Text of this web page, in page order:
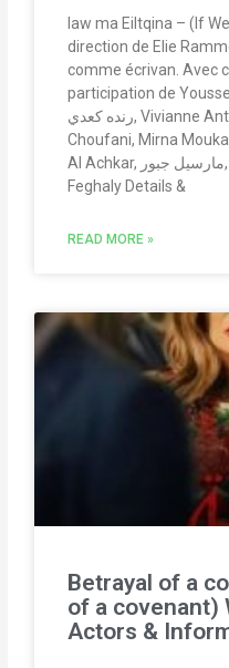
law ma Eiltqina – (If
direction de Elie
comme écrivan. Avec
participation de
رنده كعدي, Vivianne Antonios, Tony Aad, Natasha
Choufani, Mirna
Al Achkar, مارسيل جبور, Lara El-Khoury, Imad
Feghaly Details &
READ MORE »
Betrayal of a
of a covenant)
Actors &